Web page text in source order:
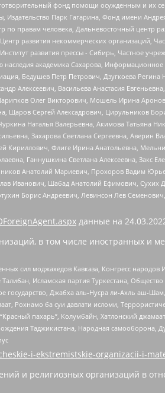
фонд помощи осужденным и их
Парк Гагарина, Фонд имени
по правам человека, Дальневосточный центр
развития некоммерческих организаций,
развития прессы - Сибирь, Частное
академика Сахарова,
Бедушев Петр Петрович, Дзугкоева
Алексеевич, Васильева Анастасия
Олег Викторович, Мошель Ирина
Щаров Сергей Алексадрович, Цирульников
Наталья Валерьевна, Акимова Татьяна
Захарова Светлана Сергеевна,
Кириллович, Флиге Ирина Анатольевна,
Ганнушкина Светлана Алексеевна,
Анатолий Мариевич, Прохоров Вадим
Иванович, Шабад Анатолий Ефимович,
Борис Андреевич, Левинсон Лев
данные на
в том числе иностранных и
сил моджахедов Кавказа, Конгресс народов
Исламская партия Туркестана,
государство, Джабха аль-Нусра ли-Ахль аш-
Рохнамо ба суи давлати исломи,
пахарь”, Колумбайн, Хатлонский
Таджикистана, Народная
i-ekstremistskie-organizacii-i-
и религиозных организаций в